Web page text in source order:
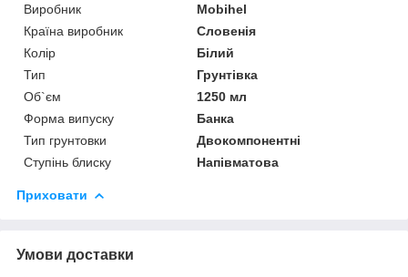
Виробник
Mobihel
Країна виробник
Словенія
Колір
Білий
Тип
Грунтівка
Об`єм
1250 мл
Форма випуску
Банка
Тип грунтовки
Двокомпонентні
Ступінь блиску
Напівматова
Приховати
Умови доставки